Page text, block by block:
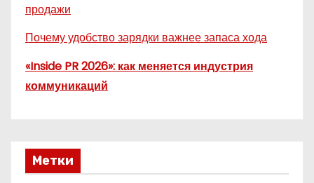
продажи
Почему удобство зарядки важнее запаса хода
«Inside PR 2026»: как меняется индустрия
коммуникаций
Метки